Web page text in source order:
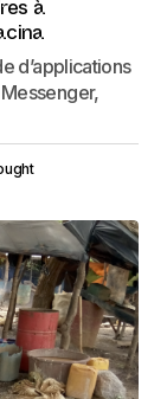
à
d’applications